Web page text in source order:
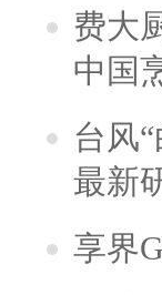
费大
中国
台风
最新
享界